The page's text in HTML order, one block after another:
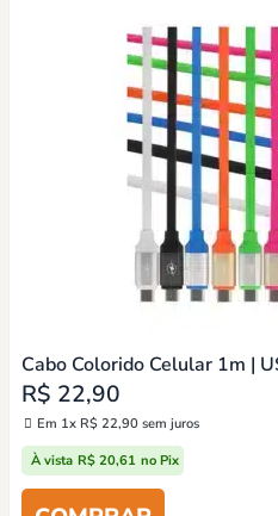
R$ 22,90
Em 1x R$ 22,90 sem juros
À vista R$ 20,61 no Pix